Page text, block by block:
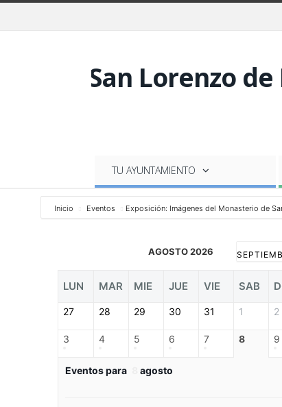
TU AYUNTAMIENTO
Inicio Eventos Exposición: Imágenes del Monasterio de
AGOSTO 2026
LUN MAR MIE JUE VIE SAB
27 28 29 30 31 1 2
3 4 5 6 7 8 9
Eventos para agosto